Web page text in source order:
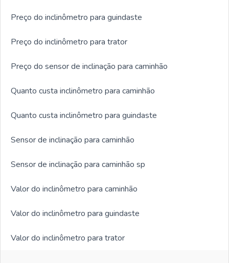
Preço do inclinômetro para guindaste
Preço do inclinômetro para trator
Preço do sensor de inclinação para caminhão
Quanto custa inclinômetro para caminhão
Quanto custa inclinômetro para guindaste
Sensor de inclinação para caminhão
Sensor de inclinação para caminhão sp
Valor do inclinômetro para caminhão
Valor do inclinômetro para guindaste
Valor do inclinômetro para trator